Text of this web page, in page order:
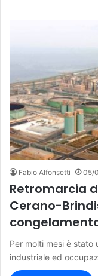
Fabio Alfonsetti 05/
Retromarcia
Cerano-
Per molti mesi è
industriale ed